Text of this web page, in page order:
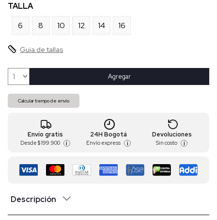
TALLA
6
8 10 12 14 16
Guia de tallas
Agregar
Calcular tiempo de envío
Envío gratis
Desde $ 199.900 i
24H Bogotá
Envío express i
Devoluciones
Sin costo i
Descripción